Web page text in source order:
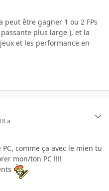
être gagner 1 ou 2 FPs
plus large ), et la
et les performance en
a
comme ça avec le mien tu
mon/ton PC !!!!